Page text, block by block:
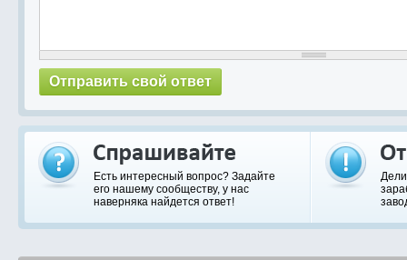
Есть интересный вопрос? Задайте
его нашему сообществу, у нас
наверняка найдется ответ!